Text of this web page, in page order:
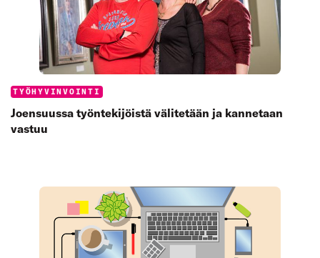
Categories:
TYÖHYVINVOINTI
Joensuussa työntekijöistä välitetään ja kannetaan
vastuu